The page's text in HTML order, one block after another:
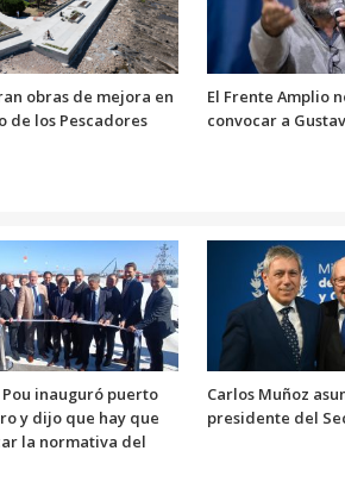
obras de mejora en
de los Pescadores
El Frente Amplio
convocar a
inauguró puerto
y dijo que hay que
la normativa del
Carlos Muñoz
presidente del